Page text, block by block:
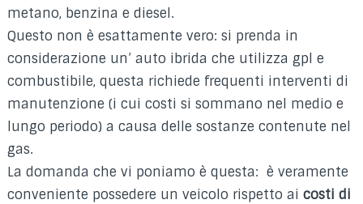
metano, benzina e diesel.
Questo non è esattamente vero: si prenda in
considerazione un’ auto ibrida che utilizza gpl e
combustibile, questa richiede frequenti interventi di
manutenzione (i cui costi si sommano nel medio e
lungo periodo) a causa delle sostanze contenute nel
gas.
La domanda che vi poniamo è questa: è veramente
conveniente possedere un veicolo rispetto ai costi di